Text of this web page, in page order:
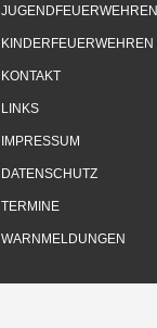
JUGENDFEUERWEHREN
KINDERFEUERWEHREN
KONTAKT
LINKS
IMPRESSUM
DATENSCHUTZ
TERMINE
WARNMELDUNGEN